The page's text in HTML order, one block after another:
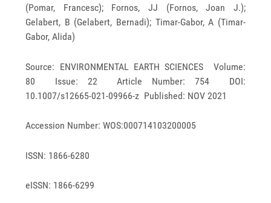
(Pomar, Francesc); Fornos, JJ (Fornos, Joan J.);
Gelabert, B (Gelabert, Bernadi); Timar-Gabor, A (Timar-
Gabor, Alida)
Source: ENVIRONMENTAL EARTH SCIENCES Volume:
80 Issue: 22 Article Number: 754 DOI:
10.1007/s12665-021-09966-z Published: NOV 2021
Accession Number: WOS:000714103200005
ISSN: 1866-6280
eISSN: 1866-6299